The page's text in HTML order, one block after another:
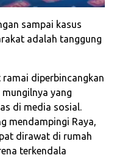
sampai kasus
adalah tanggung
ramai diperbincangkan
yang
di media sosial.
mendampingi Raya,
dirawat di rumah
terkendala